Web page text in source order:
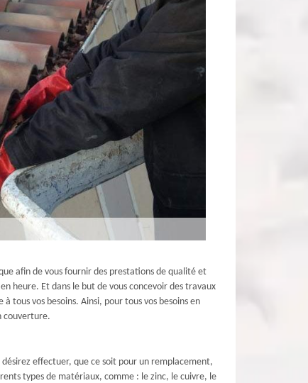
afin de vous fournir des prestations de qualité et
heure. Et dans le but de vous concevoir des travaux
tous vos besoins. Ainsi, pour tous vos besoins en
couverture.
effectuer, que ce soit pour un remplacement,
types de matériaux, comme : le zinc, le cuivre, le